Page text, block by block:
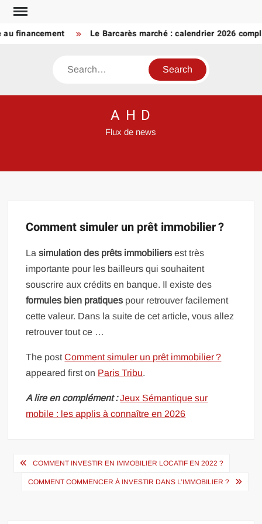
Skip
content
au financement Le Barcarès marché : calendrier 2026
Search
A H D
Flux de news
Comment simuler un prêt immobilier ?
Lasimulation des prêts immobiliers est très
importante pour les bailleurs qui souhaitent
souscrire aux crédits en banque. Il existe des
formules bien pratiques pour retrouver facilement
cette valeur. Dans la suite de cet article, vous allez
retrouver tout ce …
The postComment simuler un prêt immobilier ?
appeared first on Paris Tribu.
A lire en complément : Jeux Sémantique sur
mobile : les applis à connaître en 2026
Navigation
COMMENT INVESTIR EN IMMOBILIER LOCATIF EN 2022 ?
COMMENT COMMENCER À INVESTIR DANS L’IMMOBILIER ?